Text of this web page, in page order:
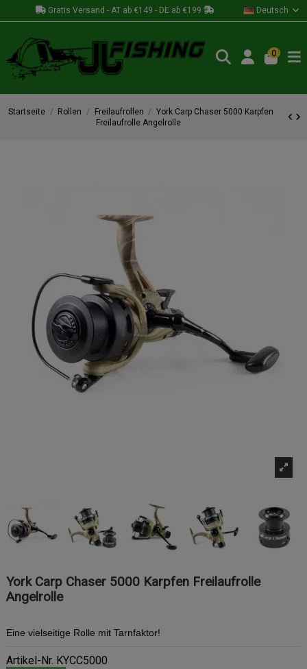
Gratis Versand - AT ab €149 - DE ab €199 Deutsch
0
Startseite Rollen Freilaufrollen
York Carp Chaser 5000 Karpfen
Freilaufrolle Angelrolle
York Carp Chaser 5000 Karpfen Freilaufrolle
Angelrolle
Eine vielseitige Rolle mit Tarnfaktor!
Artikel-Nr. KYCC5000